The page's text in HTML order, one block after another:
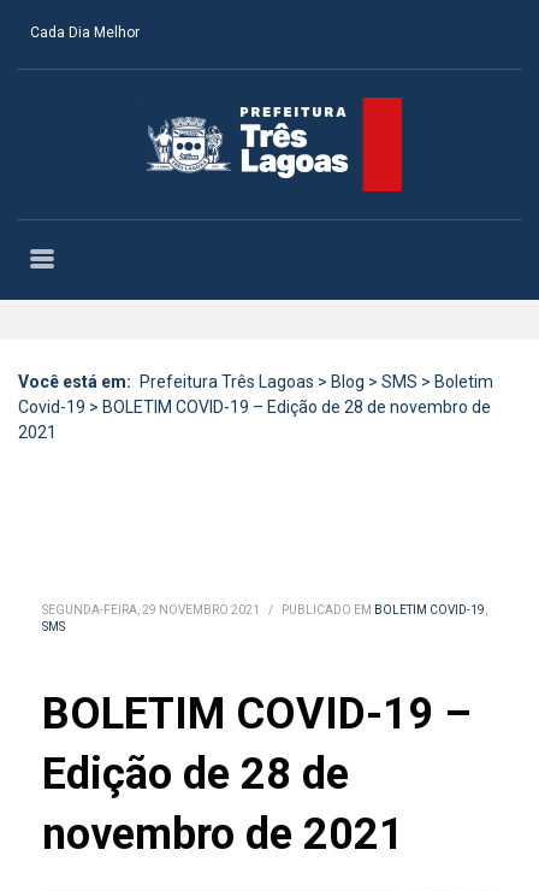
Cada Dia Melhor
Você está em: Prefeitura Três Lagoas > Blog > SMS > Boletim
Covid-19 > BOLETIM COVID-19 – Edição de 28 de novembro de
2021
SEGUNDA-FEIRA, 29 NOVEMBRO 2021 / PUBLICADO EM BOLETIM COVID-19,
SMS
BOLETIM COVID-19 –
Edição de 28 de
novembro de 2021